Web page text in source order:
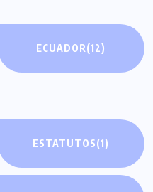
ECUADOR(12)
ESTATUTOS(1)